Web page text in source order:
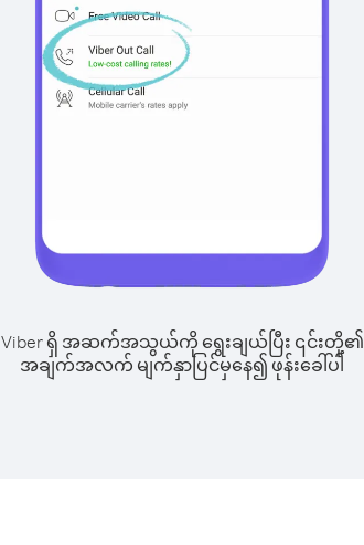
Viber ရှိ အဆက်အသွယ်ကို ရွေးချယ်ပြီး ၎င်းတို့၏
အချက်အလက် မျက်နှာပြင်မှနေ၍ ဖုန်းခေါ်ပါ